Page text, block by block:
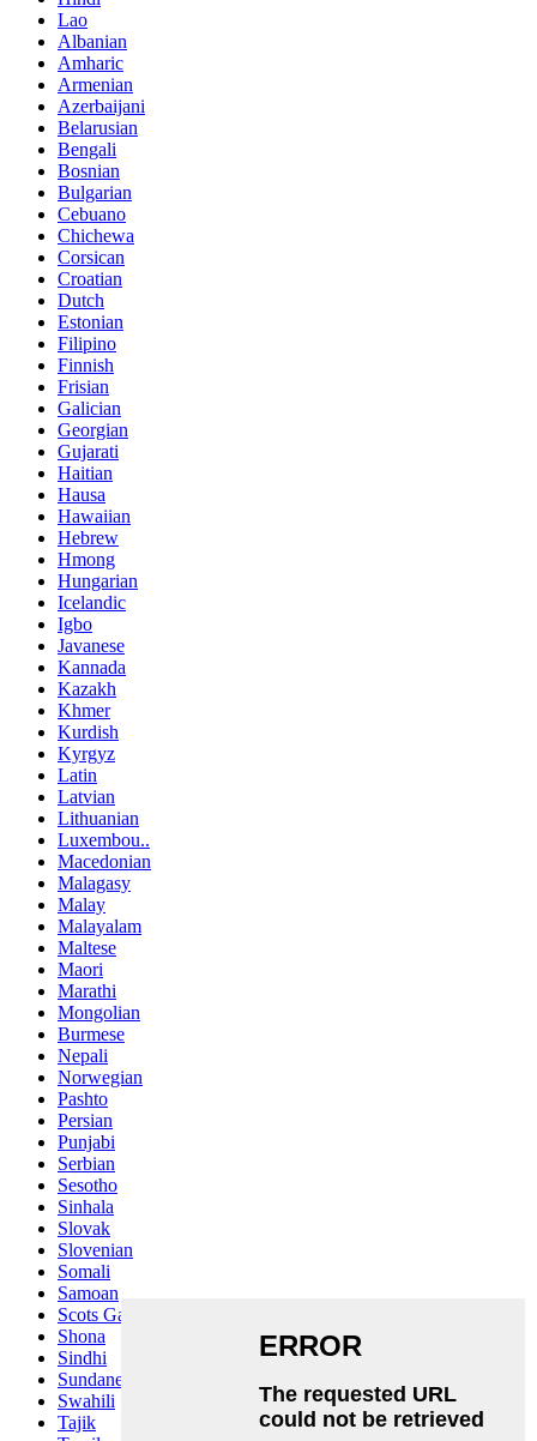
Lao
Albanian
Amharic
Armenian
Azerbaijani
Belarusian
Bengali
Bosnian
Bulgarian
Cebuano
Chichewa
Corsican
Croatian
Dutch
Estonian
Filipino
Finnish
Frisian
Galician
Georgian
Gujarati
Haitian
Hausa
Hawaiian
Hebrew
Hmong
Hungarian
Icelandic
Igbo
Javanese
Kannada
Kazakh
Khmer
Kurdish
Kyrgyz
Latin
Latvian
Lithuanian
Luxembou..
Macedonian
Malagasy
Malay
Malayalam
Maltese
Maori
Marathi
Mongolian
Burmese
Nepali
Norwegian
Pashto
Persian
Punjabi
Serbian
Sesotho
Sinhala
Slovak
Slovenian
Somali
Samoan
Scots Gaelic
Shona
Sindhi
Sundanese
Swahili
Tajik